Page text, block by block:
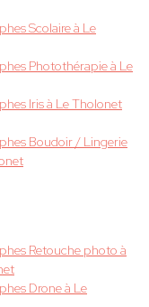
Scolaire à Le
Photothérapie à Le
Iris à Le Tholonet
Boudoir / Lingerie
Retouche photo à
Drone à Le